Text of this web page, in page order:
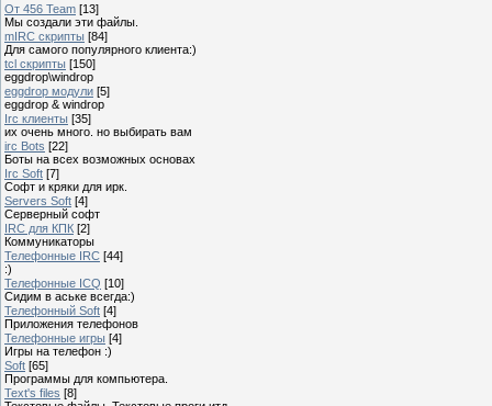
От 456 Team [13]
Мы создали эти файлы.
mIRC скрипты [84]
Для самого популярного клиента:)
tcl скрипты [150]
eggdrop\windrop
eggdrop модули [5]
eggdrop & windrop
Irc клиенты [35]
их очень много. но выбирать вам
irc Bots [22]
Боты на всех возможных основах
Irc Soft [7]
Софт и кряки для ирк.
Servers Soft [4]
Серверный софт
IRC для КПК [2]
Коммуникаторы
Телефонные IRC [44]
:)
Телефонные ICQ [10]
Сидим в аське всегда:)
Телефонный Soft [4]
Приложения телефонов
Телефонные игры [4]
Игры на телефон :)
Soft [65]
Программы для компьютера.
Text's files [8]